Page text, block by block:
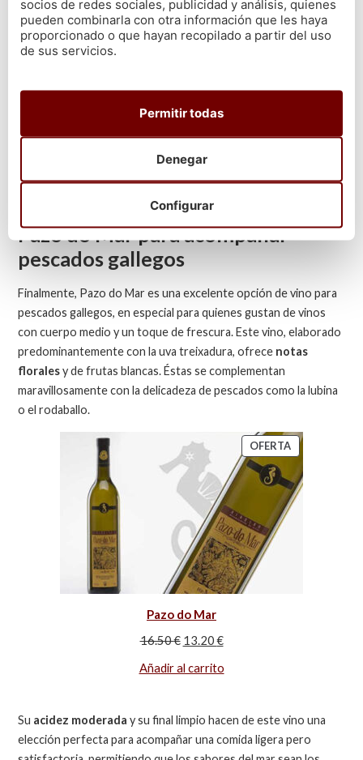
Santiago Ruiz
26.62€ 24.20€
Es el maridaje perfecto para platos con un poco más de cuerpo
o elaboración, como unbacalao al ajoarrieroo una dorada al
horno. La riqueza de Santiago Ruiz complementa la textura y los
Pazo do Mar para acompañar
pescados gallegos
Finalmente, Pazo do Mar es una excelente opción de vino para
pescados gallegos, en especial para quienes gustan de vinos
con cuerpo medio y un toque de frescura. Este vino, elaborado
predominantemente con la uva treixadura, ofrece notas
floralesy de frutas blancas. Éstas se complementan
maravillosamente con la delicadeza de pescados como la lubina
o el rodaballo.
OFERTA
Pazo do Mar
16.50€ 13.20€
Añadir al carrito
Su acidez moderada y su final limpio hacen de este vino una
elección perfecta para acompañar una comida ligera pero
socios de redes sociales, publicidad y análisis, quienes
pueden combinarla con otra información que les haya
proporcionado o que hayan recopilado a partir del uso
de sus servicios.
Configurar
Denegar
Permitir todas